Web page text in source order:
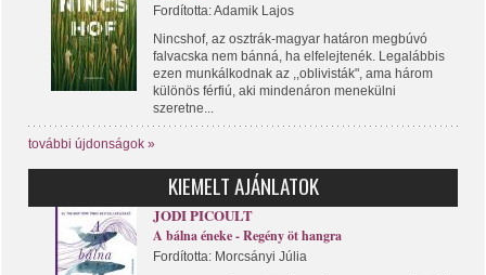
Fordította: Adamik Lajos
Nincshof, az osztrák-magyar határon megbúvó
falvacska nem bánná, ha elfelejtenék. Legalábbis
ezen munkálkodnak az ,,oblivisták", ama három
különös férfiú, aki mindenáron menekülni
szeretne...
további újdonságok »
KIEMELT AJÁNLATOK
JODI PICOULT
A bálna éneke - Regény öt hangra
Fordította: Morcsányi Júlia